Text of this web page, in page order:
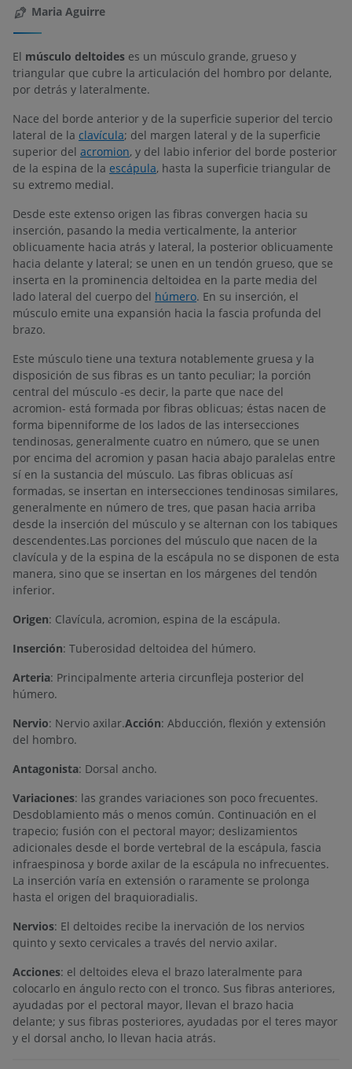
Maria Aguirre
El músculo deltoides es un músculo grande, grueso y
triangular que cubre la articulación del hombro por delante,
por detrás y lateralmente.
Nace del borde anterior y de la superficie superior del tercio
lateral de la clavícula; del margen lateral y de la superficie
superior del acromion, y del labio inferior del borde posterior
de la espina de la escápula, hasta la superficie triangular de
su extremo medial.
Desde este extenso origen las fibras convergen hacia su
inserción, pasando la media verticalmente, la anterior
oblicuamente hacia atrás y lateral, la posterior oblicuamente
hacia delante y lateral; se unen en un tendón grueso, que se
inserta en la prominencia deltoidea en la parte media del
lado lateral del cuerpo del húmero. En su inserción, el
músculo emite una expansión hacia la fascia profunda del
brazo.
Este músculo tiene una textura notablemente gruesa y la
disposición de sus fibras es un tanto peculiar; la porción
central del músculo -es decir, la parte que nace del
acromion- está formada por fibras oblicuas; éstas nacen de
forma bipenniforme de los lados de las intersecciones
tendinosas, generalmente cuatro en número, que se unen
por encima del acromion y pasan hacia abajo paralelas entre
sí en la sustancia del músculo. Las fibras oblicuas así
formadas, se insertan en intersecciones tendinosas similares,
generalmente en número de tres, que pasan hacia arriba
desde la inserción del músculo y se alternan con los tabiques
descendentes.Las porciones del músculo que nacen de la
clavícula y de la espina de la escápula no se disponen de esta
manera, sino que se insertan en los márgenes del tendón
inferior.
Origen: Clavícula, acromion, espina de la escápula.
Inserción: Tuberosidad deltoidea del húmero.
Arteria: Principalmente arteria circunfleja posterior del
húmero.
Nervio: Nervio axilar.Acción: Abducción, flexión y extensión
del hombro.
Antagonista: Dorsal ancho.
Variaciones: las grandes variaciones son poco frecuentes.
Desdoblamiento más o menos común. Continuación en el
trapecio; fusión con el pectoral mayor; deslizamientos
adicionales desde el borde vertebral de la escápula, fascia
infraespinosa y borde axilar de la escápula no infrecuentes.
La inserción varía en extensión o raramente se prolonga
hasta el origen del braquioradialis.
Nervios: El deltoides recibe la inervación de los nervios
quinto y sexto cervicales a través del nervio axilar.
Acciones: el deltoides eleva el brazo lateralmente para
colocarlo en ángulo recto con el tronco. Sus fibras anteriores,
ayudadas por el pectoral mayor, llevan el brazo hacia
delante; y sus fibras posteriores, ayudadas por el teres mayor
y el dorsal ancho, lo llevan hacia atrás.